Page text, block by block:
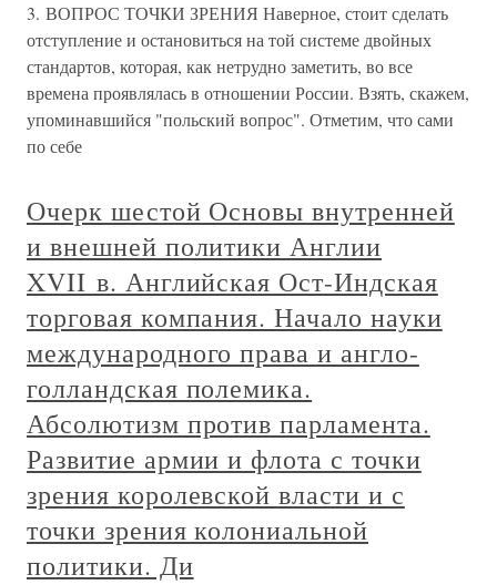
3. ВОПРОС ТОЧКИ ЗРЕНИЯ Наверное, стоит сделать
отступление и остановиться на той системе двойных
стандартов, которая, как нетрудно заметить, во все
времена проявлялась в отношении России. Взять, скажем,
упоминавшийся "польский вопрос". Отметим, что сами
по себе
Очерк шестой Основы внутренней
и внешней политики Англии
XVII в. Английская Ост-Индская
торговая компания. Начало науки
международного права и англо-
голландская полемика.
Абсолютизм против парламента.
Развитие армии и флота с точки
зрения королевской власти и с
точки зрения колониальной
политики. Ди